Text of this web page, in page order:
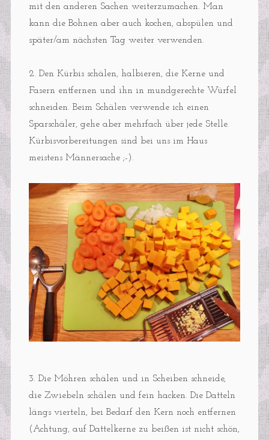
mit den anderen Sachen weiterzumachen. Man
kann die Bohnen aber auch kochen, abspülen und
später/am nächsten Tag weiter verwenden.
2. Den Kürbis schälen, halbieren, die Kerne und
Fasern entfernen und ihn in mundgerechte Würfel
schneiden. Beim Schälen verwende ich einen
Sparschäler, gehe aber mehrfach über jede Stelle.
Kürbisvorbereitungen sind bei uns im Haus
meistens Männersache ;-).
3. Die Möhren schälen und in Scheiben schneide,
die Zwiebeln schälen und fein hacken. Die Datteln
längs vierteln, bei Bedarf den Kern noch entfernen
(Achtung, auf Dattelkerne zu beißen ist nicht schön,